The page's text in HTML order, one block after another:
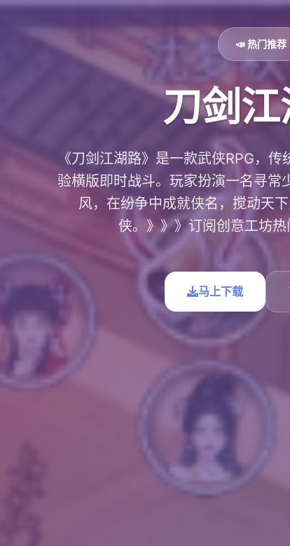
📣 热门推荐
刀剑
《刀剑江湖路》是一款武侠RPG，
验横版即时战斗。玩家扮演一名寻常
风，在纷争中成就侠名，搅动天
侠。》》》订阅创意工坊热
马上下载